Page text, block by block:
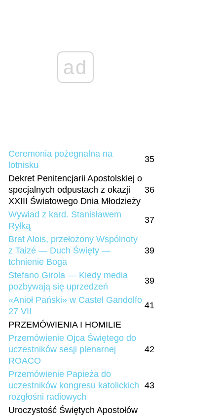
ad
Ceremonia pożegnalna na
lotnisku
35
Dekret Penitencjarii Apostolskiej o
specjalnych odpustach z okazji
XXIII Światowego Dnia Młodzieży
36
Wywiad z kard. Stanisławem
Ryłką
37
Brat Alois, przełożony Wspólnoty
z Taizé — Duch Święty —
tchnienie Boga
39
Stefano Girola — Kiedy media
pozbywają się uprzedzeń
39
«Anioł Pański» w Castel Gandolfo
27 VII
41
PRZEMÓWIENIA I HOMILIE
Przemówienie Ojca Świętego do
uczestników sesji plenarnej
ROACO
42
Przemówienie Papieża do
uczestników kongresu katolickich
rozgłośni radiowych
43
Uroczystość Świętych Apostołów